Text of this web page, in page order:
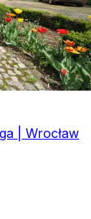
| Wrocław